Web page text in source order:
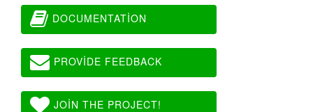
DOCUMENTATION
PROVIDE FEEDBACK
JOIN THE PROJECT!